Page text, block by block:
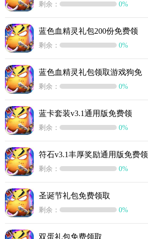
剩余： 0%
蓝色血精灵礼包200份免费领
剩余： 0%
蓝色血精灵礼包领取游戏狗免
剩余： 0%
蓝卡套装v3.1通用版免费领
剩余： 0%
符石v3.1丰厚奖励通用版免费领
剩余： 0%
圣诞节礼包免费领取
剩余： 0%
双蛋礼包免费领取